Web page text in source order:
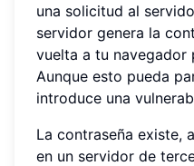
una solicitud al
servidor genera la
vuelta a tu navegador
Aunque esto pueda
introduce una
La contraseña existe,
en un servidor de